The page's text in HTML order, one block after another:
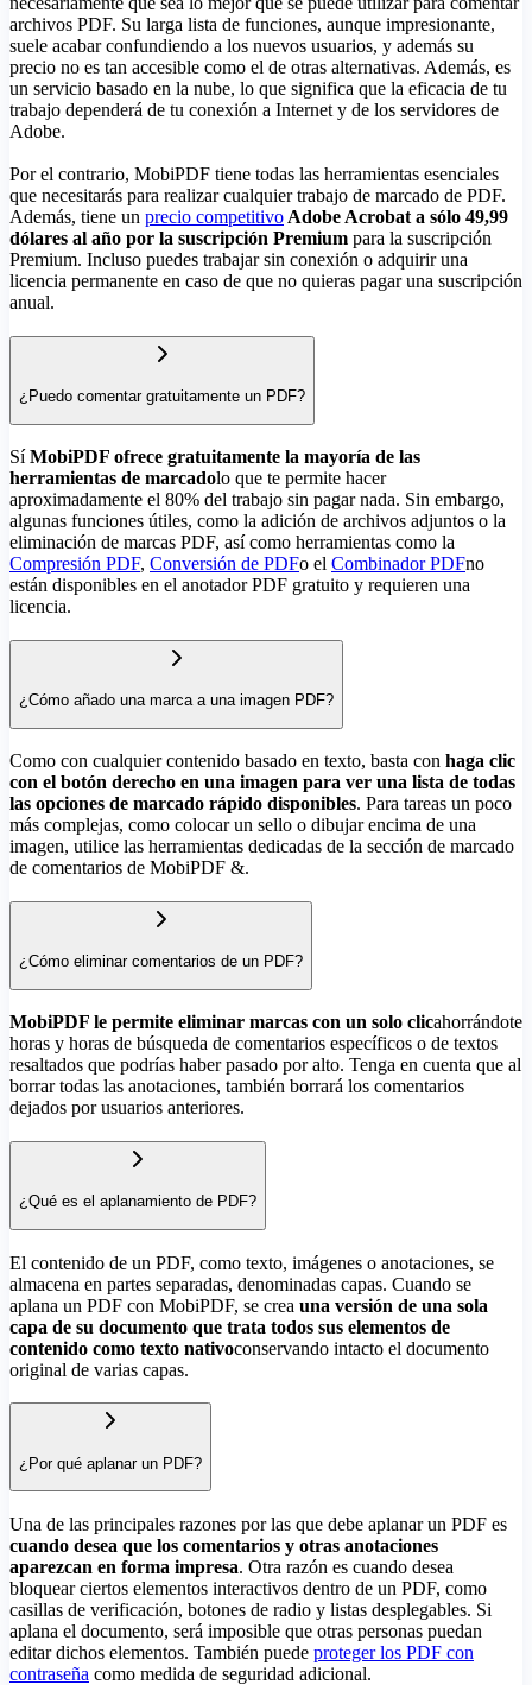
archivos PDF. Su larga lista de funciones, aunque impresionante,
suele acabar confundiendo a los nuevos usuarios, y además su
precio no es tan accesible como el de otras alternativas. Además, es
un servicio basado en la nube, lo que significa que la eficacia de tu
trabajo dependerá de tu conexión a Internet y de los servidores de
Adobe.
Por el contrario, MobiPDF tiene todas las herramientas esenciales
que necesitarás para realizar cualquier trabajo de marcado de PDF.
Además, tiene un precio competitivo Adobe Acrobat a sólo 49,99
dólares al año por la suscripción Premium para la suscripción
Premium. Incluso puedes trabajar sin conexión o adquirir una
licencia permanente en caso de que no quieras pagar una suscripción
anual.
¿Puedo comentar gratuitamente un PDF?
SíMobiPDF ofrece gratuitamente la mayoría de las
herramientas de marcadolo que te permite hacer
aproximadamente el 80% del trabajo sin pagar nada. Sin embargo,
algunas funciones útiles, como la adición de archivos adjuntos o la
eliminación de marcas PDF, así como herramientas como la
Compresión PDF, Conversión de PDFo el Combinador PDFno
están disponibles en el anotador PDF gratuito y requieren una
licencia.
¿Cómo añado una marca a una imagen PDF?
Como con cualquier contenido basado en texto, basta con haga clic
con el botón derecho en una imagen para ver una lista de todas
las opciones de marcado rápido disponibles. Para tareas un poco
más complejas, como colocar un sello o dibujar encima de una
imagen, utilice las herramientas dedicadas de la sección de marcado
de comentarios de MobiPDF &.
¿Cómo eliminar comentarios de un PDF?
MobiPDF le permite eliminar marcas con un solo clicahorrándote
horas y horas de búsqueda de comentarios específicos o de textos
resaltados que podrías haber pasado por alto. Tenga en cuenta que al
borrar todas las anotaciones, también borrará los comentarios
dejados por usuarios anteriores.
¿Qué es el aplanamiento de PDF?
El contenido de un PDF, como texto, imágenes o anotaciones, se
almacena en partes separadas, denominadas capas. Cuando se
aplana un PDF con MobiPDF, se crea una versión de una sola
capa de su documento que trata todos sus elementos de
contenido como texto nativoconservando intacto el documento
original de varias capas.
¿Por qué aplanar un PDF?
Una de las principales razones por las que debe aplanar un PDF es
cuando desea que los comentarios y otras anotaciones
aparezcan en forma impresa. Otra razón es cuando desea
bloquear ciertos elementos interactivos dentro de un PDF, como
casillas de verificación, botones de radio y listas desplegables. Si
aplana el documento, será imposible que otras personas puedan
editar dichos elementos. También puede proteger los PDF con
contraseña como medida de seguridad adicional.